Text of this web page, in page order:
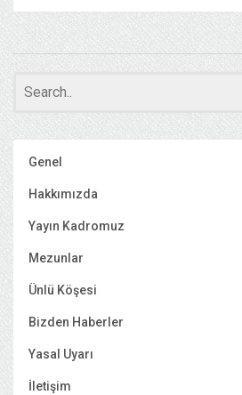
Genel
Hakkımızda
Yayın Kadromuz
Mezunlar
Ünlü Köşesi
Bizden Haberler
Yasal Uyarı
İletişim